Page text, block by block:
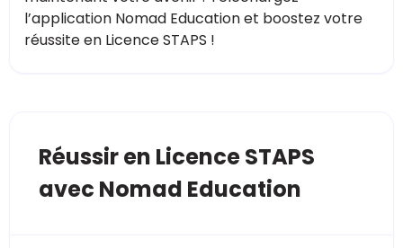
l’application Nomad Education et boostez votre
réussite en Licence STAPS !
Réussir en Licence STAPS
avec Nomad Education